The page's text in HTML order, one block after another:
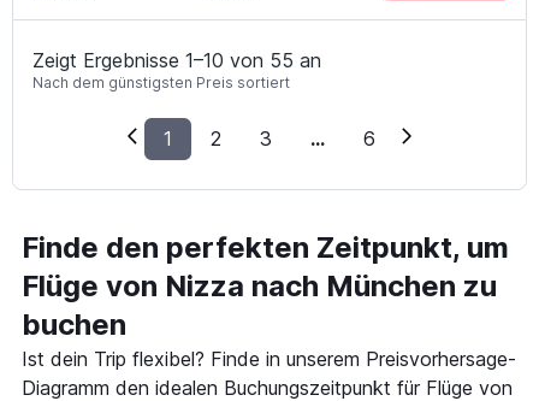
Zeigt Ergebnisse 1–10 von 55 an
Nach dem günstigsten Preis sortiert
1 2 3 ... 6
Finde den perfekten Zeitpunkt, um
Flüge von Nizza nach München zu
buchen
Ist dein Trip flexibel? Finde in unserem Preisvorhersage-
Diagramm den idealen Buchungszeitpunkt für Flüge von